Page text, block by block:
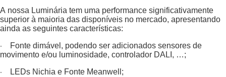
A nossa Luminária tem uma performance significativamente
superior à maioria das disponíveis no mercado, apresentando
ainda as seguintes características:
·
Fonte dimável, podendo ser adicionados sensores de
movimento e/ou luminosidade, controlador DALI, …;
· LEDs Nichia e Fonte Meanwell;